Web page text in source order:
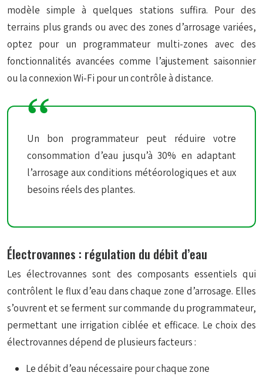
modèle simple à quelques stations suffira. Pour des
terrains plus grands ou avec des zones d’arrosage variées,
optez pour un programmateur multi-zones avec des
fonctionnalités avancées comme l’ajustement saisonnier
ou la connexion Wi-Fi pour un contrôle à distance.
Un bon programmateur peut réduire votre
consommation d’eau jusqu’à 30% en adaptant
l’arrosage aux conditions météorologiques et aux
besoins réels des plantes.
Électrovannes : régulation du débit d’eau
Les électrovannes sont des composants essentiels qui
contrôlent le flux d’eau dans chaque zone d’arrosage. Elles
s’ouvrent et se ferment sur commande du programmateur,
permettant une irrigation ciblée et efficace. Le choix des
électrovannes dépend de plusieurs facteurs :
Le débit d’eau nécessaire pour chaque zone